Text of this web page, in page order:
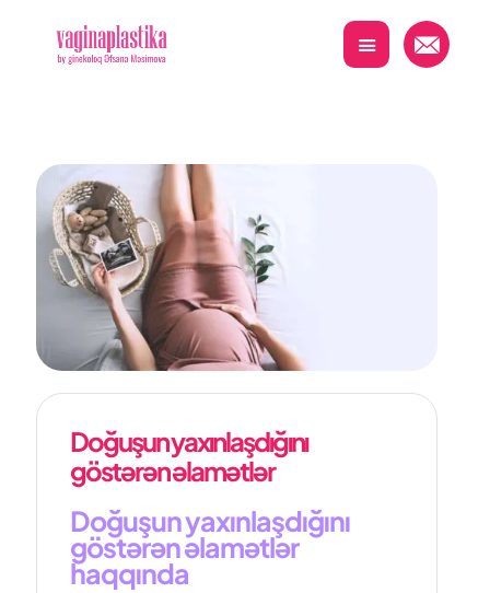
Doğuşun yaxınlaşdığını
göstərən əlamətlər
Doğuşun yaxınlaşdığını
göstərən əlamətlər
haqqında